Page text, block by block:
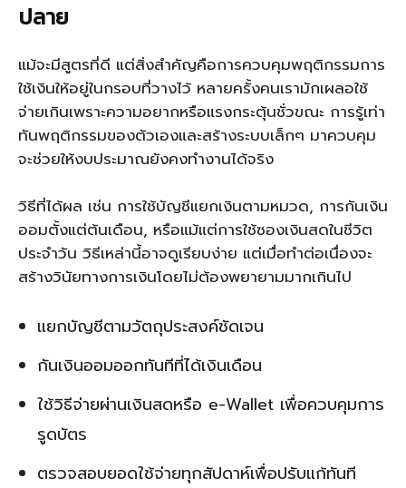
ปลาย
แม้จะมีสูตรที่ดี แต่สิ่งสำคัญคือการควบคุมพฤติกรรมการ
ใช้เงินให้อยู่ในกรอบที่วางไว้ หลายครั้งคนเรามักเผลอใช้
จ่ายเกินเพราะความอยากหรือแรงกระตุ้นชั่วขณะ การรู้เท่า
ทันพฤติกรรมของตัวเองและสร้างระบบเล็กๆ มาควบคุม
จะช่วยให้งบประมาณยังคงทำงานได้จริง
วิธีที่ได้ผล เช่น การใช้บัญชีแยกเงินตามหมวด, การกันเงิน
ออมตั้งแต่ต้นเดือน, หรือแม้แต่การใช้ซองเงินสดในชีวิต
ประจำวัน วิธีเหล่านี้อาจดูเรียบง่าย แต่เมื่อทำต่อเนื่องจะ
สร้างวินัยทางการเงินโดยไม่ต้องพยายามมากเกินไป
แยกบัญชีตามวัตถุประสงค์ชัดเจน
กันเงินออมออกทันทีที่ได้เงินเดือน
ใช้วิธีจ่ายผ่านเงินสดหรือ e-Wallet เพื่อควบคุมการ
รูดบัตร
ตรวจสอบยอดใช้จ่ายทุกสัปดาห์เพื่อปรับแก้ทันที